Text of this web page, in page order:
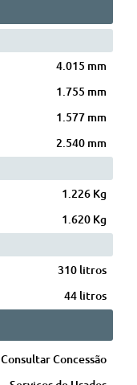
4.015 mm
1.755 mm
1.577 mm
2.540 mm
1.226 Kg
1.620 Kg
310 litros
44 litros
Consultar Concessão